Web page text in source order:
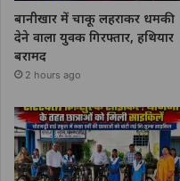
बानीखार में चाकू लहराकर धमकी
देने वाला युवक गिरफ्तार, हथियार
बरामद
2 hours ago